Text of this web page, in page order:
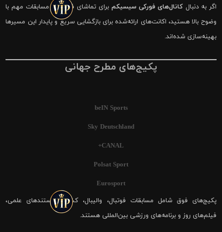
اگر به دنبال کانال‌های فورکی سیسیکمبرای تماشای فوتبال و مسابقات مهم با
وضوح بالا هستید، اکانت‌های ارائه‌شده برای بازگشایی سریع و پایدار این مسیرها
بهینه‌سازی شده‌اند.
پکیج‌های مطرح جهانی
beIN Sports
Sky Deutschland
CANAL+
Polsat Sport
Eurosport
پکیج‌های فوق شامل مسابقات فوتبال، والیبال، کشتی، مستندهای علمی،
فیلم‌های روز و برنامه‌های ورزشی بین‌المللی هستند.